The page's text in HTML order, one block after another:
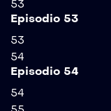
53
Episodio 53
53
54
Episodio 54
54